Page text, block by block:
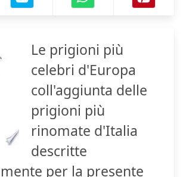
Le prigioni più
celebri d'Europa
coll'aggiunta delle
prigioni più
rinomate d'Italia
descritte
per la presente